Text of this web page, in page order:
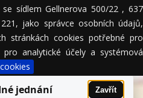
sídlem Gellnerova 500/22 , 637
jako správce osobních údajů,
stránkách cookies potřebné pro
analytické účely a systémová
jednání Zavřít